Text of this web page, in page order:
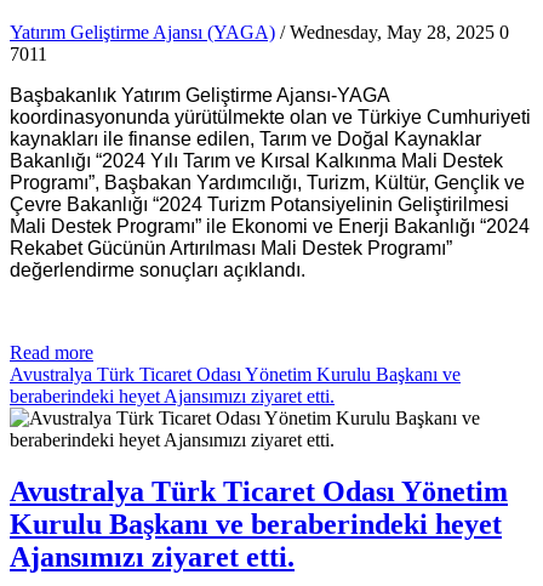
Yatırım Geliştirme Ajansı (YAGA) / Wednesday, May 28, 2025 0
7011
Başbakanlık Yatırım Geliştirme Ajansı-YAGA
koordinasyonunda yürütülmekte olan ve Türkiye Cumhuriyeti
kaynakları ile finanse edilen, Tarım ve Doğal Kaynaklar
Bakanlığı “2024 Yılı Tarım ve Kırsal Kalkınma Mali Destek
Programı”, Başbakan Yardımcılığı, Turizm, Kültür, Gençlik ve
Çevre Bakanlığı “2024 Turizm Potansiyelinin Geliştirilmesi
Mali Destek Programı” ile Ekonomi ve Enerji Bakanlığı “2024
Rekabet Gücünün Artırılması Mali Destek Programı”
değerlendirme sonuçları açıklandı.
Read more
Avustralya Türk Ticaret Odası Yönetim Kurulu Başkanı ve
beraberindeki heyet Ajansımızı ziyaret etti.
Avustralya Türk Ticaret Odası Yönetim
Kurulu Başkanı ve beraberindeki heyet
Ajansımızı ziyaret etti.